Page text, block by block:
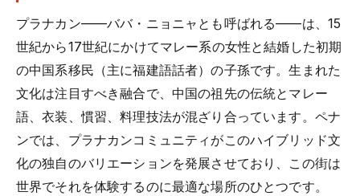
プラナカン——ババ・ニョニャとも呼ばれる——は、15
世紀から17世紀にかけてマレー系の女性と結婚した初期
の中国系移民（主に福建語話者）の子孫です。生まれた
文化は注目すべき融合で、中国の祖先の伝統とマレー
語、衣装、慣習、料理技法が混ざり合っています。ペナ
ンでは、プラナカンコミュニティがこのハイブリッド文
化の独自のバリエーションを発展させており、この街は
世界でそれを体験するのに最適な場所のひとつです。